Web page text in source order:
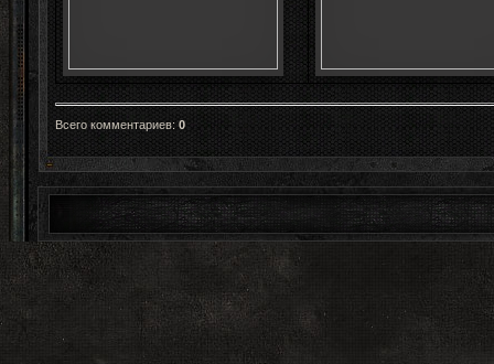
Всего комментариев: 0